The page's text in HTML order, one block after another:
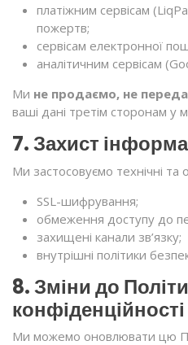
платіжним сервісам
пожертв;
сервісам електронної
аналітичним сервісам
Ми не продаємо, не
ваші дані третім сторонам у
7. Захист
Ми застосовуємо технічні та
SSL-шифрування;
обмеження доступу до
захищені канали зв’язку;
внутрішні політики
8. Зміни до
конфіденційності
Ми можемо оновлювати цю